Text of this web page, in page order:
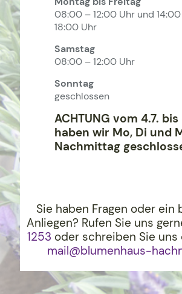
08:00 – 12:00 Uhr und
18:00 Uhr
Samstag
08:00 – 12:00 Uhr
Sonntag
geschlossen
ACHTUNG vom 4.7. bis
haben wir Mo, Di und
Nachmittag
Sie haben Fragen oder ein
Anliegen? Rufen Sie uns
1253 oder schreiben Sie uns
mail@blumenhaus-